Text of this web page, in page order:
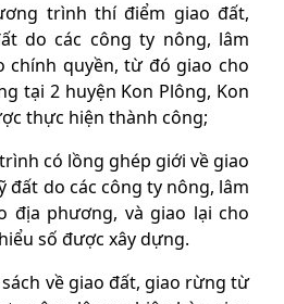
trình thí điểm giao đất,
do các công ty nông, lâm
chính quyền, từ đó giao cho
tại 2 huyện Kon Plông, Kon
thực hiện thành công;
có lồng ghép giới về giao
do các công ty nông, lâm
địa phương, và giao lại cho
số được xây dựng.
về giao đất, giao rừng từ